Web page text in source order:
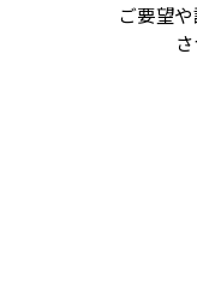
ご要望